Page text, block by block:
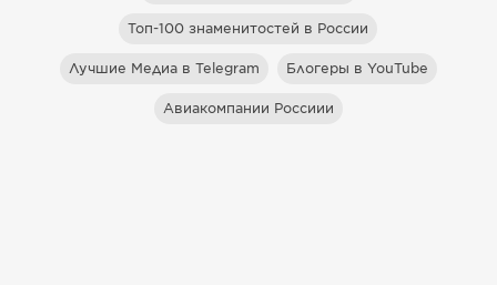
Топ-100 знаменитостей в России
Лучшие Медиа в Telegram Блогеры в YouTube
Авиакомпании Россиии